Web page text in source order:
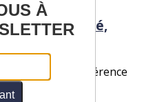
est dévoilé,
de conférence
À